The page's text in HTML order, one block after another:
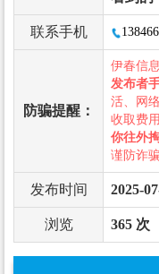
联系手机
防骗提醒：
伊春信
发布者
活、网
收取费
你往外
谨防诈骗
发布时间 2025-
浏览 365 次